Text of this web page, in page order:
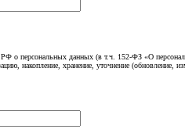
РФ о персональных данных (в т.ч. 152-ФЗ «О
накопление, хранение, уточнение (обновление,